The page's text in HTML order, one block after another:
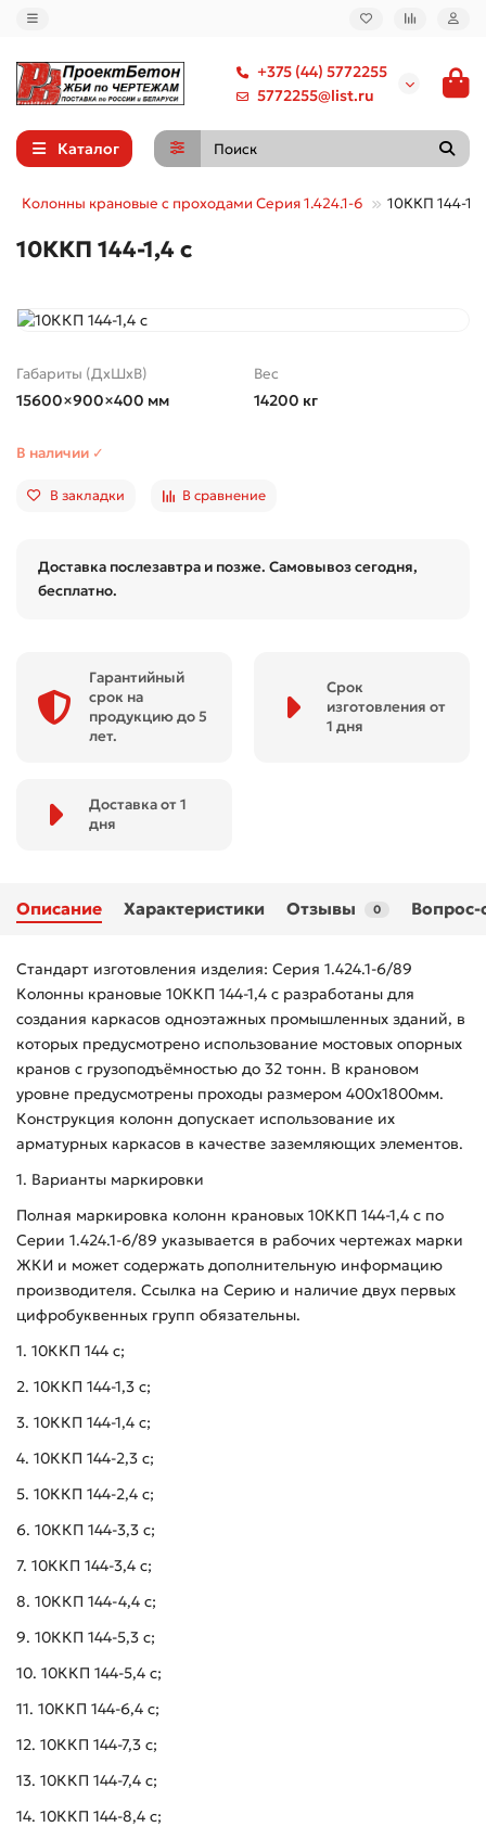
+375 (44) 5772255
5772255@list.ru
Каталог
Колонны крановые с проходами Серия 1.424.1-6 10ККП 144-1,4
10ККП 144-1,4 с
Габариты (ДхШхВ)
15600×900×400 мм
Вес
14200 кг
В наличии ✓
В закладки В сравнение
Доставка послезавтра и позже. Самовывоз сегодня,
бесплатно.
Гарантийный
срок на
продукцию до 5
лет.
Срок
изготовления от
1 дня
Доставка от 1
дня
Описание Характеристики Отзывы 0 Вопрос-
Стандарт изготовления изделия: Серия 1.424.1-6/89
Колонны крановые 10ККП 144-1,4 с разработаны для
создания каркасов одноэтажных промышленных зданий, в
которых предусмотрено использование мостовых опорных
кранов с грузоподъёмностью до 32 тонн. В крановом
уровне предусмотрены проходы размером 400х1800мм.
Конструкция колонн допускает использование их
арматурных каркасов в качестве заземляющих элементов.
1. Варианты маркировки
Полная маркировка колонн крановых 10ККП 144-1,4 с по
Серии 1.424.1-6/89 указывается в рабочих чертежах марки
ЖКИ и может содержать дополнительную информацию
производителя. Ссылка на Серию и наличие двух первых
цифробуквенных групп обязательны.
1. 10ККП 144 с;
2. 10ККП 144-1,3 с;
3. 10ККП 144-1,4 с;
4. 10ККП 144-2,3 с;
5. 10ККП 144-2,4 с;
6. 10ККП 144-3,3 с;
7. 10ККП 144-3,4 с;
8. 10ККП 144-4,4 с;
9. 10ККП 144-5,3 с;
10. 10ККП 144-5,4 с;
11. 10ККП 144-6,4 с;
12. 10ККП 144-7,3 с;
13. 10ККП 144-7,4 с;
14. 10ККП 144-8,4 с;